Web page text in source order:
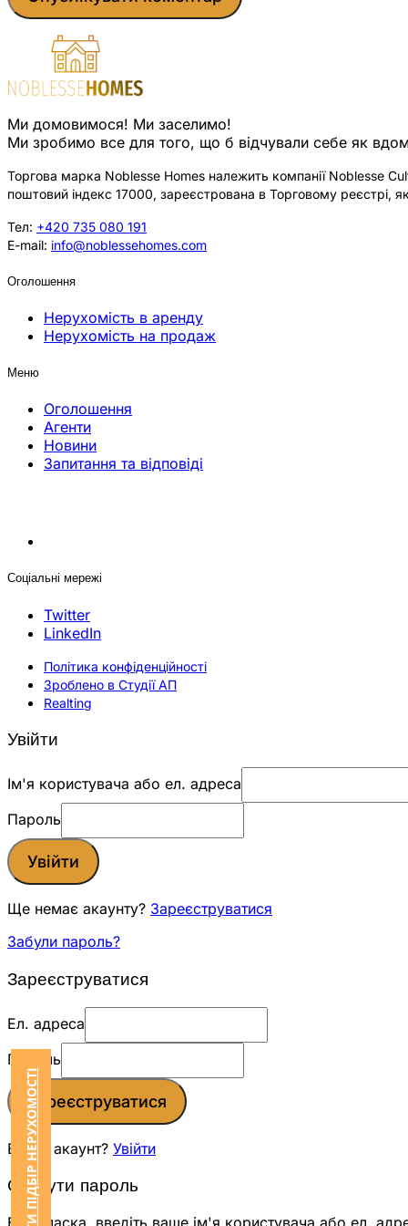
Ми домовимося! Ми заселимо!
Ми зробимо все для того, що б відчували себе як
Торгова марка Noblesse Homes належить компанії Noblesse
поштовий індекс 17000, зареєстрована в Торговому реєстрі,
Тел: +420 735 080 191
E-mail: info@noblessehomes.com
Оголошення
Нерухомість в аренду
Нерухомість на продаж
Меню
Оголошення
Агенти
Новини
Запитання та відповіді
Соціальні мережі
Twitter
LinkedIn
Політика конфіденційності
Зроблено в Студії АП
Realting
ЗАМОВИТИ ПІДБІР НЕРУХОМОСТІ
Увійти
Ім'я користувача або ел. адреса
Пароль
Увійти
Ще немає акаунту? Зареєструватися
Забули пароль?
Зареєструватися
Ел. адреса
Пароль
Зареєструватися
Вже є акаунт? Увійти
Скинути пароль
Будь ласка, введіть ваше ім'я користувача або ел.